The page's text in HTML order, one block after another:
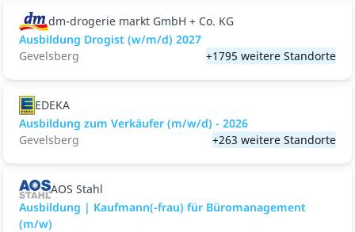
dm-drogerie markt GmbH + Co. KG
Ausbildung Drogist (w/m/d) 2027
Gevelsberg
+1795 weitere Standorte
EDEKA
Ausbildung zum Verkäufer (m/w/d) - 2026
Gevelsberg
+263 weitere Standorte
AOS Stahl
Ausbildung | Kaufmann(-frau) für Büromanagement
(m/w)